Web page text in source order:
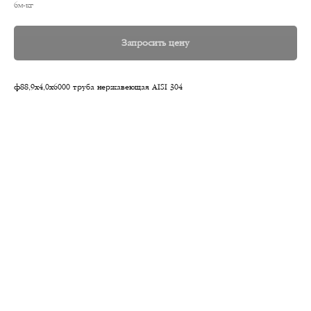
6м-кг
Запросить цену
ф88,9х4,0х6000 труба нержавеющая AISI 304